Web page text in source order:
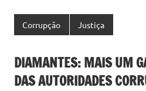
Corrupção Justiça
DIAMANTES: MAIS UM
DAS AUTORIDADES